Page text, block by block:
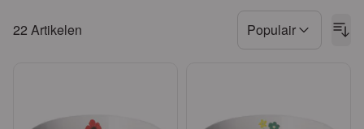
22 Artikelen Sorteren op
Populair